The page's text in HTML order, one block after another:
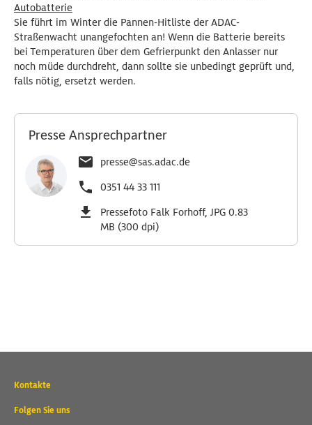
Autobatterie
Sie führt im Winter die Pannen-Hitliste der ADAC-
Straßenwacht unangefochten an! Wenn die Batterie bereits
bei Temperaturen über dem Gefrierpunkt den Anlasser nur
noch müde durchdreht, dann sollte sie unbedingt geprüft und,
falls nötig, ersetzt werden.
Presse Ansprechpartner
presse@sas.adac.de
0351 44 33 111
Pressefoto Falk Forhoff, JPG 0.83
MB (300 dpi)
Wichtige
und
Kontakte
Folgen Sie uns